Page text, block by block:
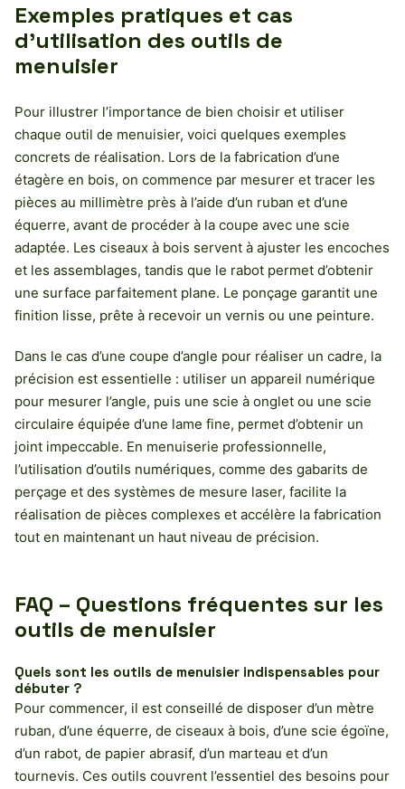
Exemples pratiques et cas
d’utilisation des outils de
menuisier
Pour illustrer l’importance de bien choisir et utiliser
chaque outil de menuisier, voici quelques exemples
concrets de réalisation. Lors de la fabrication d’une
étagère en bois, on commence par mesurer et tracer les
pièces au millimètre près à l’aide d’un ruban et d’une
équerre, avant de procéder à la coupe avec une scie
adaptée. Les ciseaux à bois servent à ajuster les encoches
et les assemblages, tandis que le rabot permet d’obtenir
une surface parfaitement plane. Le ponçage garantit une
finition lisse, prête à recevoir un vernis ou une peinture.
Dans le cas d’une coupe d’angle pour réaliser un cadre, la
précision est essentielle : utiliser un appareil numérique
pour mesurer l’angle, puis une scie à onglet ou une scie
circulaire équipée d’une lame fine, permet d’obtenir un
joint impeccable. En menuiserie professionnelle,
l’utilisation d’outils numériques, comme des gabarits de
perçage et des systèmes de mesure laser, facilite la
réalisation de pièces complexes et accélère la fabrication
tout en maintenant un haut niveau de précision.
FAQ – Questions fréquentes sur les
outils de menuisier
Quels sont les outils de menuisier indispensables pour
débuter ?
Pour commencer, il est conseillé de disposer d’un mètre
ruban, d’une équerre, de ciseaux à bois, d’une scie égoïne,
d’un rabot, de papier abrasif, d’un marteau et d’un
tournevis. Ces outils couvrent l’essentiel des besoins pour